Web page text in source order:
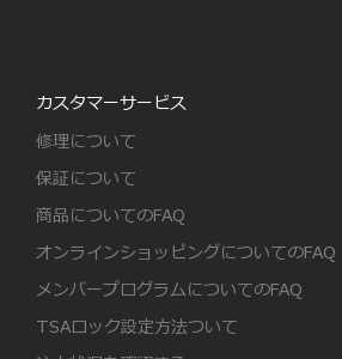
カスタマーサービス
修理について
保証について
商品についてのFAQ
オンラインショッピングについてのFAQ
メンバープログラムについてのFAQ
TSAロック設定方法ついて